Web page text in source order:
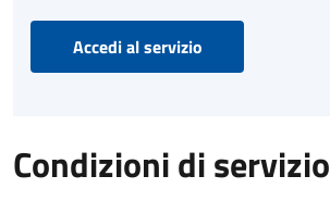
Accedi al servizio
Condizioni di servizio